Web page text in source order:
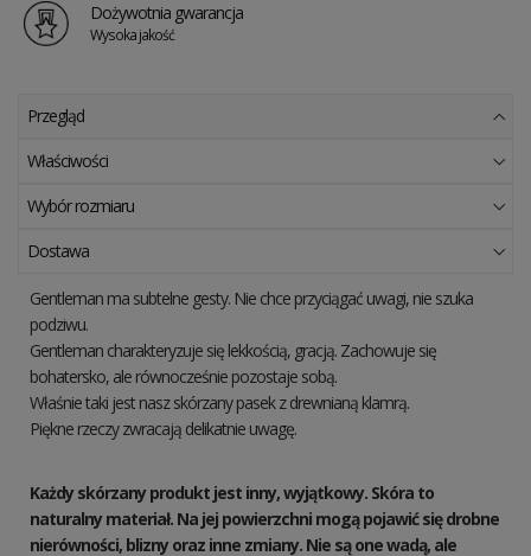
Dożywotnia gwarancja
Wysoka jakość
Przegląd
Właściwości
Wybór rozmiaru
Dostawa
Gentleman ma subtelne gesty. Nie chce przyciągać uwagi, nie szuka
podziwu.
Gentleman charakteryzuje się lekkością, gracją. Zachowuje się
bohatersko, ale równocześnie pozostaje sobą.
Właśnie taki jest nasz skórzany pasek z drewnianą klamrą.
Piękne rzeczy zwracają delikatnie uwagę.
Każdy skórzany produkt jest inny, wyjątkowy. Skóra to
naturalny materiał. Na jej powierzchni mogą pojawić się drobne
nierówności, blizny oraz inne zmiany. Nie są one wadą, ale